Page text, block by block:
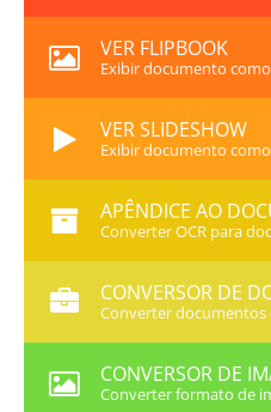
VER FLIPBOOK
Exibir documento
VER SLIDESHOW
Exibir documento
APÊNDICE AO
Converter OCR para
CONVERSOR DE
Converter documentos
CONVERSOR DE
Converter formato de